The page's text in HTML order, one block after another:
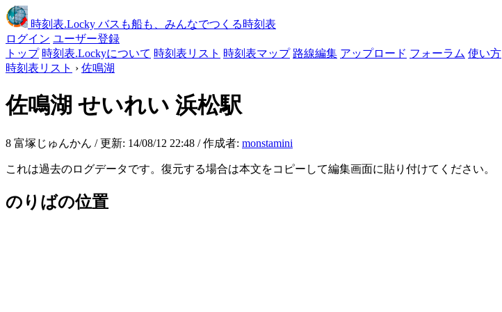
時刻表.Locky バスも船も、みんなでつくる時刻表
ログイン ユーザー登録
トップ 時刻表.Lockyについて 時刻表リスト 時刻表マップ 路線編集 アップロード フォーラム 使い方
時刻表リスト › 佐鳴湖
佐鳴湖 せいれい 浜松駅
8 富塚じゅんかん / 更新: 14/08/12 22:48 / 作成者: monstamini
これは過去のログデータです。復元する場合は本文をコピーして編集画面に貼り付けてください。
のりばの位置